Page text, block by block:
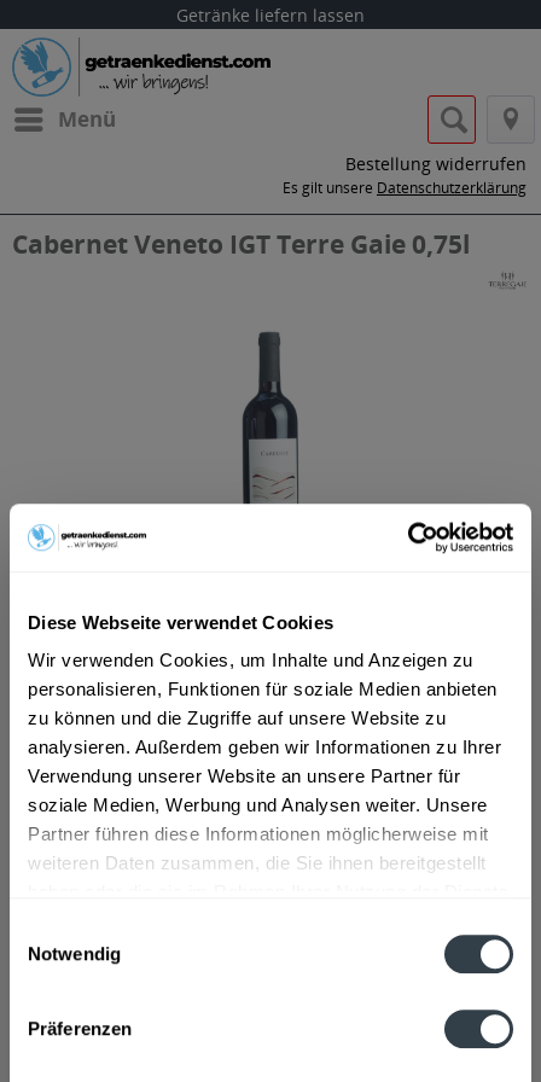
Diese Webseite verwendet Cookies
Wir verwenden Cookies, um Inhalte und Anzeigen zu
personalisieren, Funktionen für soziale Medien anbieten
zu können und die Zugriffe auf unsere Website zu
analysieren. Außerdem geben wir Informationen zu Ihrer
Verwendung unserer Website an unsere Partner für
soziale Medien, Werbung und Analysen weiter. Unsere
Partner führen diese Informationen möglicherweise mit
weiteren Daten zusammen, die Sie ihnen bereitgestellt
Notwendig
Präferenzen
Getränke liefern lassen
Menü
Bestellung widerrufen
Es gilt unsere Datenschutzerklärung
Cabernet Veneto IGT Terre Gaie 0,75l
ab 7,99 € *
Inhalt:0.75 Liter (10,65 € * / 1 Liter)
inkl. MwSt.ggf. zzgl. Erschwerniszuschlag
Vorrätig
In den Warenkorb
Artikel-Nr.:
13739
Verfügbar in:
Enthält SULFITE